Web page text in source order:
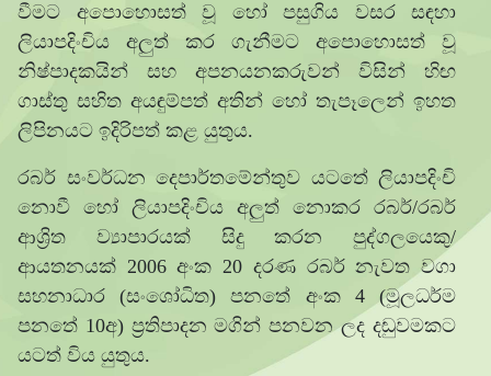
වීමට අපොහොසත් වූ හෝ පසුගිය වසර සඳහා
ලියාපදිංචිය අලුත් කර ගැනීමට අපොහොසත් වූ
නිෂ්පාදකයින් සහ අපනයනකරුවන් විසින් හිඟ
ගාස්තු සහිත අයඳුම්පත් අතින් හෝ තැපෑලෙන් ඉහත
ලිපිනයට ඉදිරිපත් කළ යුතුය.
රබර් සංවර්ධන දෙපාර්තමේන්තුව යටතේ ලියාපදිංචි
නොවී හෝ ලියාපදිංචිය අලුත් නොකර රබර්/රබර්
ආශ්‍රිත ව්‍යාපාරයක් සිදු කරන පුද්ගලයෙකු/
ආයතනයක් 2006 අංක 20 දරණ රබර් නැවත වගා
සහනාධාර (සංශෝධිත) පනතේ අංක 4 (මූලධර්ම
පනතේ 10අ) ප්‍රතිපාදන මගින් පනවන ලද දඬුවමකට
යටත් විය යුතුය.